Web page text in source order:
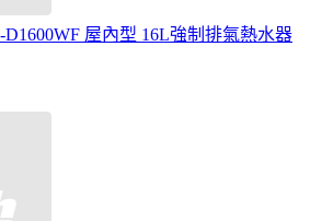
D1600WF 屋內型 16L強制排氣熱水器